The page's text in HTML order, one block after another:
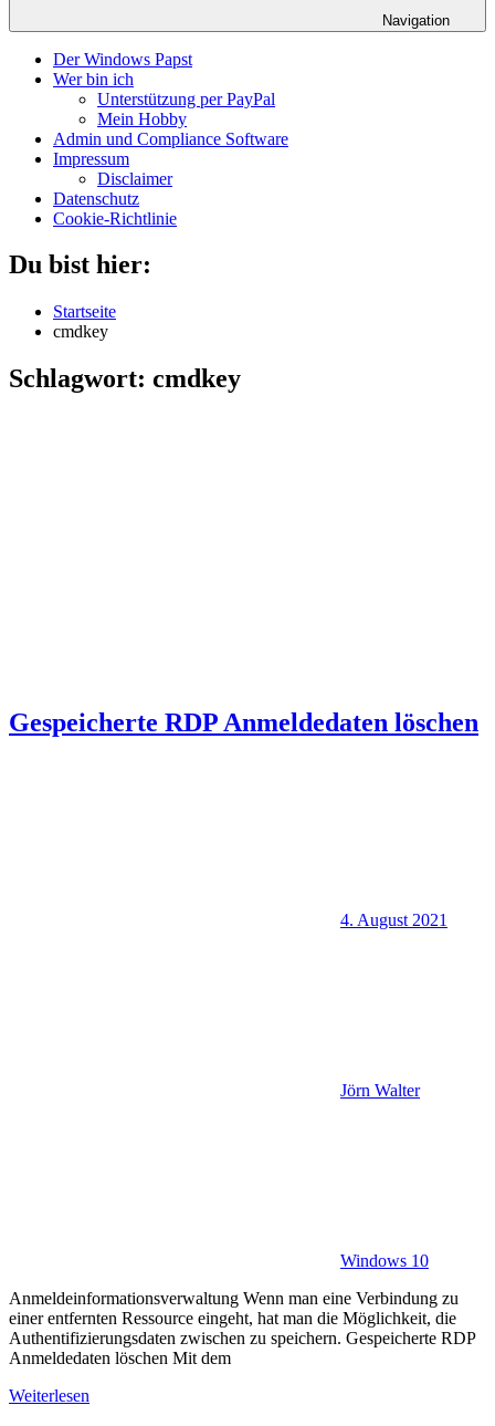
Navigation
Der Windows Papst
Wer bin ich
Unterstützung per PayPal
Mein Hobby
Admin und Compliance Software
Impressum
Disclaimer
Datenschutz
Cookie-Richtlinie
Du bist hier:
Startseite
cmdkey
Schlagwort: cmdkey
Gespeicherte RDP Anmeldedaten löschen
4. August 2021
Jörn Walter
Windows 10
Anmeldeinformationsverwaltung Wenn man eine Verbindung zu
einer entfernten Ressource eingeht, hat man die Möglichkeit, die
Authentifizierungsdaten zwischen zu speichern. Gespeicherte RDP
Anmeldedaten löschen Mit dem
Weiterlesen